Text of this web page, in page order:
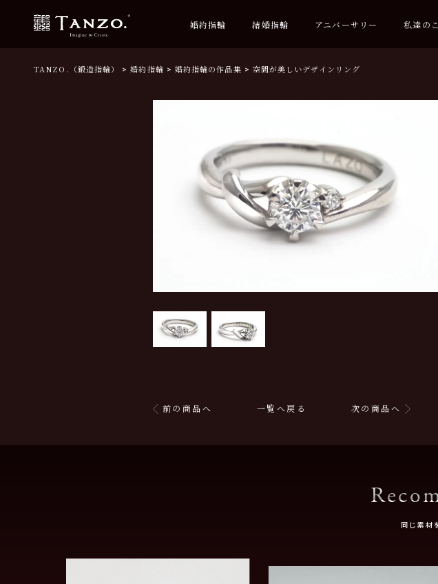
婚約指輪 結婚指輪 アニバーサリー 私達の
TANZO.（鍛造指輪） 婚約指輪 婚約指輪の作品集 空間が美しいデザインリング
前の商品へ 一覧へ戻る 次の商品へ
同じ素材